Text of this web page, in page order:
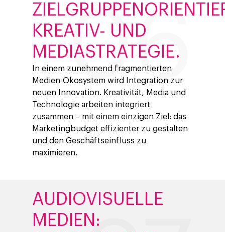
In einem zunehmend fragmentierten
Medien-Ökosystem wird Integration zur
neuen Innovation. Kreativität, Media und
Technologie arbeiten integriert
zusammen – mit einem einzigen Ziel: das
Marketingbudget effizienter zu gestalten
und den Geschäftseinfluss zu
maximieren.
KREATIV- UND
MEDIASTRATEGIE.
AUDIOVISUELLE
MEDIEN: